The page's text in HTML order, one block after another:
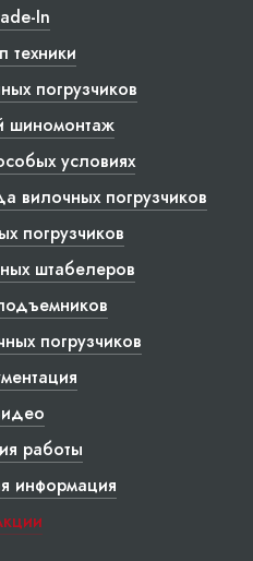
In
техники
погрузчиков
шиномонтаж
условиях
вилочных погрузчиков
погрузчиков
штабелеров
погрузчиков
работы
информация